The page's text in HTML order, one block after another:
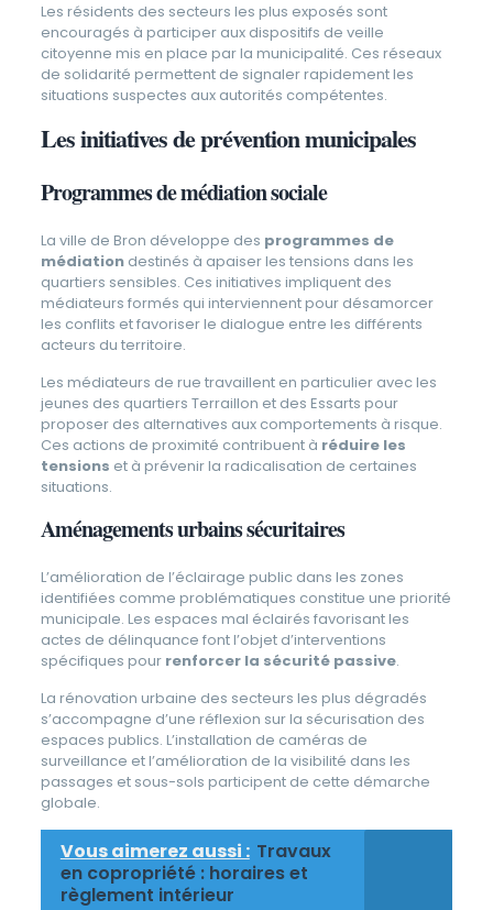
Les résidents des secteurs les plus exposés sont
encouragés à participer aux dispositifs de veille
citoyenne mis en place par la municipalité. Ces réseaux
de solidarité permettent de signaler rapidement les
situations suspectes aux autorités compétentes.
Les initiatives de prévention municipales
Programmes de médiation sociale
La ville de Bron développe des programmes de
médiationdestinés à apaiser les tensions dans les
quartiers sensibles. Ces initiatives impliquent des
médiateurs formés qui interviennent pour désamorcer
les conflits et favoriser le dialogue entre les différents
acteurs du territoire.
Les médiateurs de rue travaillent en particulier avec les
jeunes des quartiers Terraillon et des Essarts pour
proposer des alternatives aux comportements à risque.
Ces actions de proximité contribuent à réduire les
tensions et à prévenir la radicalisation de certaines
situations.
Aménagements urbains sécuritaires
L’amélioration de l’éclairage public dans les zones
identifiées comme problématiques constitue une priorité
municipale. Les espaces mal éclairés favorisant les
actes de délinquance font l’objet d’interventions
spécifiques pour renforcer la sécurité passive.
La rénovation urbaine des secteurs les plus dégradés
s’accompagne d’une réflexion sur la sécurisation des
espaces publics. L’installation de caméras de
surveillance et l’amélioration de la visibilité dans les
passages et sous-sols participent de cette démarche
globale.
Vous aimerez aussi : Travaux
en copropriété : horaires et
règlement intérieur